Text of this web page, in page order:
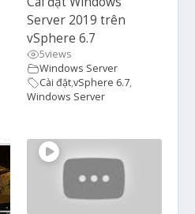
Server 2019 trên
vSphere 6.7
5views
Windows Server
Cài đặt,vSphere 6.7,
Windows Server